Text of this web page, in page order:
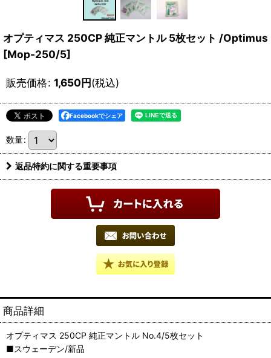
オプティマス 250CP 純正マントル 5枚セット /Optimus
[Mop-250/5]
販売価格: 1,650円(税込)
Facebookでシェア
数量:
返品特約に関する重要事項
商品詳細
オプティマス 250CP 純正マントル No.4/5枚セット
■スウェーデン/新品